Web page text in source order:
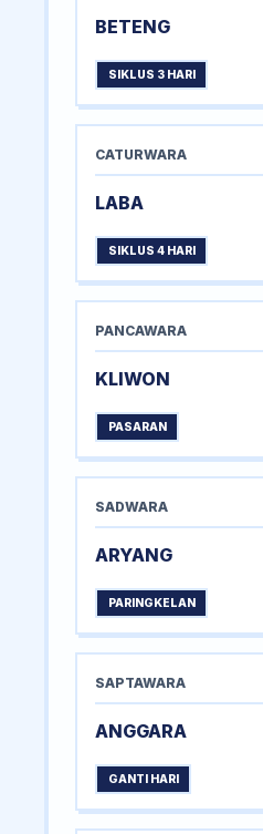
BETENG
SIKLUS 3 HARI
CATURWARA
LABA
SIKLUS 4 HARI
PANCAWARA
KLIWON
PASARAN
SADWARA
ARYANG
PARINGKELAN
SAPTAWARA
ANGGARA
GANTI HARI